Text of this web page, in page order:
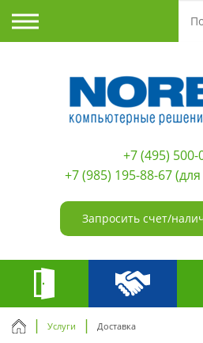
+7 (495) 500-
+7 (985) 195-88-67
Запросить счет/
Услуги Доставка